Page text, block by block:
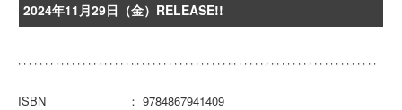
2024年11月29日（金）RELEASE!!
ISBN ： 9784867941409